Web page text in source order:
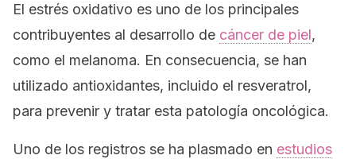
El estrés oxidativo es uno de los principales
contribuyentes al desarrollo de cáncer de piel,
como el melanoma. En consecuencia, se han
utilizado antioxidantes, incluido el resveratrol,
para prevenir y tratar esta patología oncológica.
Uno de los registros se ha plasmado en estudios